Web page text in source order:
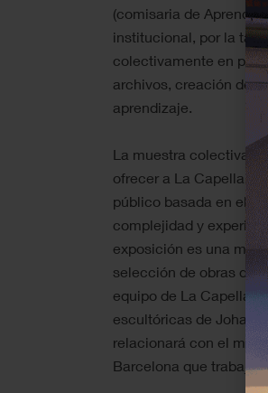
(comisaria de
institucional, por la
colectivamente en
archivos, creación de
aprendizaje.
La muestra colectiva
ofrecer a La Capella
público basada en el
complejidad y
exposición es una
selección de obras de
equipo de La Capella.
escultóricas de
relacionará con el
Barcelona que